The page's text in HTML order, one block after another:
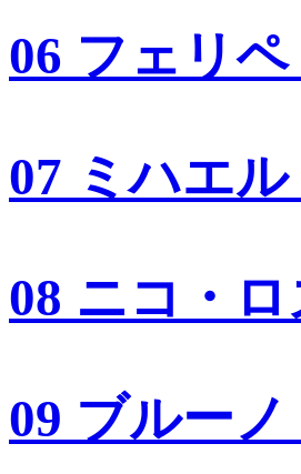
06 フェリ
07 ミハエ
08 ニコ・
09 ブルー